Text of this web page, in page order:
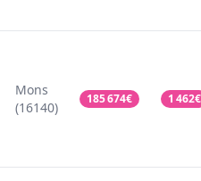
Mons
(16140)
185 674€ 1 462€